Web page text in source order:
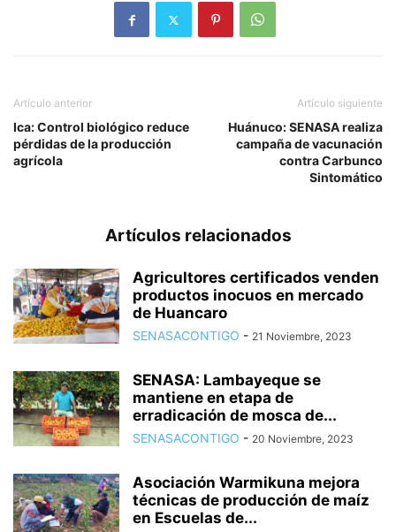
Artículo anterior
Ica: Control biológico reduce
pérdidas de la producción
agrícola
Artículo siguiente
Huánuco: SENASA realiza
campaña de vacunación
contra Carbunco
Sintomático
Artículos relacionados
Agricultores certificados venden
productos inocuos en mercado
de Huancaro
SENASACONTIGO - 21 Noviembre, 2023
SENASA: Lambayeque se
mantiene en etapa de
erradicación de mosca de...
SENASACONTIGO - 20 Noviembre, 2023
Asociación Warmikuna mejora
técnicas de producción de maíz
en Escuelas de...